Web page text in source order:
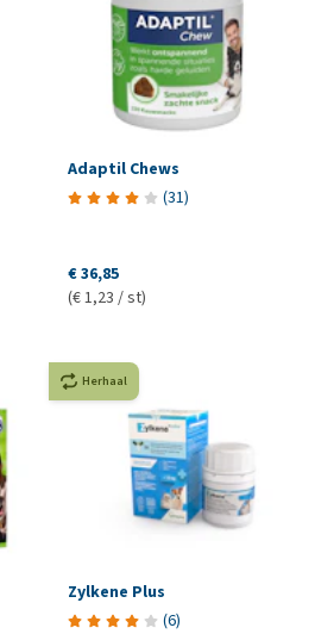
Adaptil Chews
(31)
€ 36,85
(€ 1,23 / st)
Herhaal
Zylkene Plus
(6)